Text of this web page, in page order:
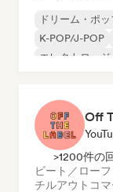
ドリーム・ポッ
K-POP/J-POP
エレクトロ・
Off
>1200件の
ビート／ローフ
チルアウト コ